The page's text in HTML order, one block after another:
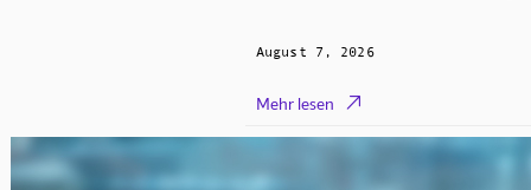
August 7, 2026
Mehr lesen 